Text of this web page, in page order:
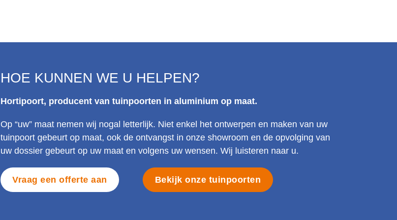
HOE KUNNEN WE U HELPEN?
Hortipoort, producent van tuinpoorten in aluminium op maat.
Op “uw” maat nemen wij nogal letterlijk. Niet enkel het ontwerpen en maken van uw
tuinpoort gebeurt op maat, ook de ontvangst in onze showroom en de opvolging van
uw dossier gebeurt op uw maat en volgens uw wensen. Wij luisteren naar u.
Vraag een offerte aan Bekijk onze tuinpoorten